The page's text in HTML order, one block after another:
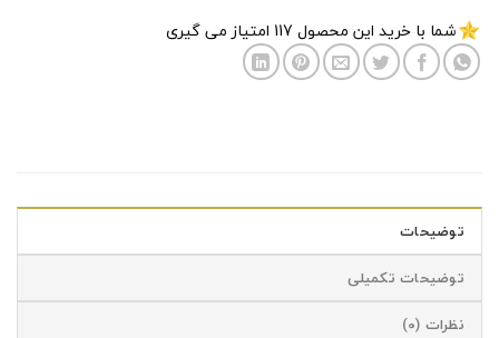
شما با خرید این محصول 117 امتیاز می گیری
توضیحات
توضیحات تکمیلی
نظرات (0)